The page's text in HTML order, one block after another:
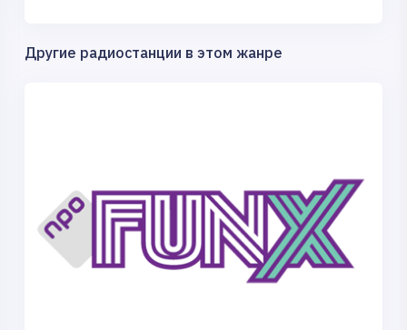
Другие радиостанции в этом жанре